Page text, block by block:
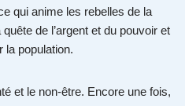
qui anime les rebelles de la
de l’argent et du pouvoir et
la population.
et le non-être. Encore une fois,